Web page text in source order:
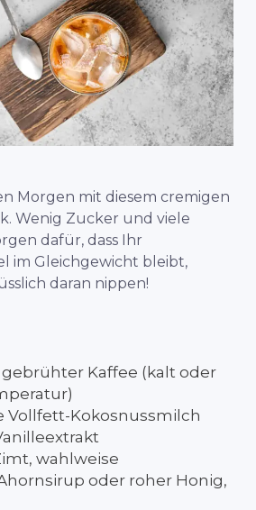
Morgen mit diesem cremigen
Wenig Zucker und viele
dafür, dass Ihr
im Gleichgewicht bleibt,
daran nippen!
gebrühter Kaffee (kalt oder
Vollfett-Kokosnussmilch
wahlweise
oder roher Honig,